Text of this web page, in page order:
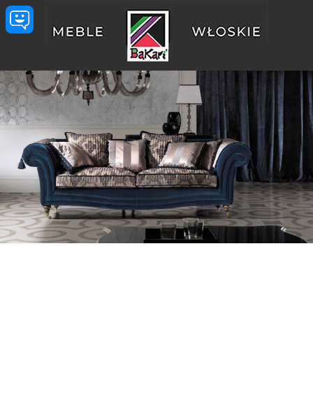
Przejdź do treści